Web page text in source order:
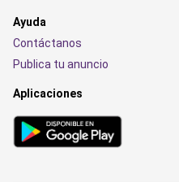
Ayuda
Contáctanos
Publica tu anuncio
Aplicaciones